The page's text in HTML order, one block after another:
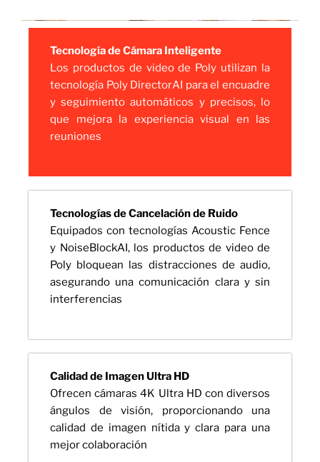
Tecnología de Cámara Inteligente
Los productos de video de Poly utilizan la
tecnología Poly DirectorAI para el encuadre
y seguimiento automáticos y precisos, lo
que mejora la experiencia visual en las
reuniones
Tecnologías de Cancelación de Ruido
Equipados con tecnologías Acoustic Fence
y NoiseBlockAI, los productos de video de
Poly bloquean las distracciones de audio,
asegurando una comunicación clara y sin
interferencias
Calidad de Imagen Ultra HD
Ofrecen cámaras 4K Ultra HD con diversos
ángulos de visión, proporcionando una
calidad de imagen nítida y clara para una
mejor colaboración